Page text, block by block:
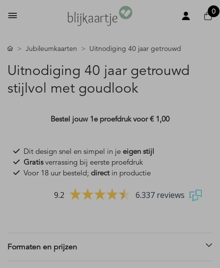
0
Jubileumkaarten Uitnodiging 40 jaar getrouwd
Uitnodiging 40 jaar getrouwd
stijlvol met goudlook
Bestel jouw 1e proefdruk voor€ 1,00
Dit design snel en simpel in je eigen stijl
Gratisverrassing bij eerste proefdruk
Voor 18 uur besteld; directin productie
9.2 6.337 reviews
Formaten en prijzen